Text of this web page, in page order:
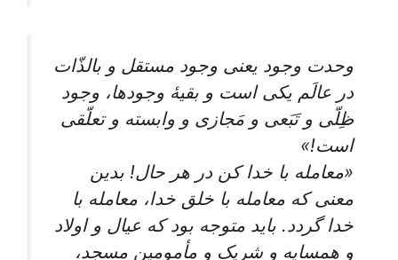
وحدت وجود یعنی وجود مستقل و بالذّات
در عالَم یکی است و بقیۀ وجودها، وجود
ظِلّی و تَبَعی و مَجازی و وابسته و تعلّقی
است!»
«معامله با خدا کن در هر حال! بدین
معنی که معامله با خلق خدا، معامله با
خدا گردد. باید متوجه بود که عیال و اولاد
و همسایه و شریک و مأمومینِ مسجد،